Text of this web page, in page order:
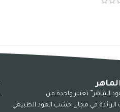
الماهر” تعتبر واحدة من
في مجال خشب العود الطبيعي